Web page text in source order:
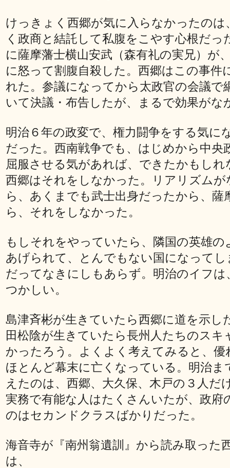
けっきょく西郷が気に入らなかったのは
く政商と結託して私腹をこやす心根だっ
に薩摩藩士横山安武（森有礼の実兄）が
に怒って割腹自殺した。西郷はこの事件
れた。参議になってから太政官の会議で
いて決議・布告したが、まるで効果がな
明治６年の政変で、権力闘争をする気に
だった。西南戦争でも、はじめから中央
屈服させる気があれば、できたかもしれ
西郷はそれをしなかった。リアリズムが
ら、あくまでも武士出身だったから、薩
ら、それをしなかった。
もしそれをやっていたら、隣国の英雄の
あげられて、とんでもない国になってし
だってなきにしもあらず。明治のイフ
つかしい。
島津斉彬が生きていたら西郷に道を示し
田松陰が生きていたら長州人たちのスキ
かったろう。よくよく考えてみると、優
ほとんど幕末に亡くなっている。明治ま
えたのは、西郷、大久保、木戸の３人だ
実務で有能な人はたくさんいたが、政府
のはセカンドクラスばかりだった。
海音寺が『南州翁遺訓』から読み取った
は、